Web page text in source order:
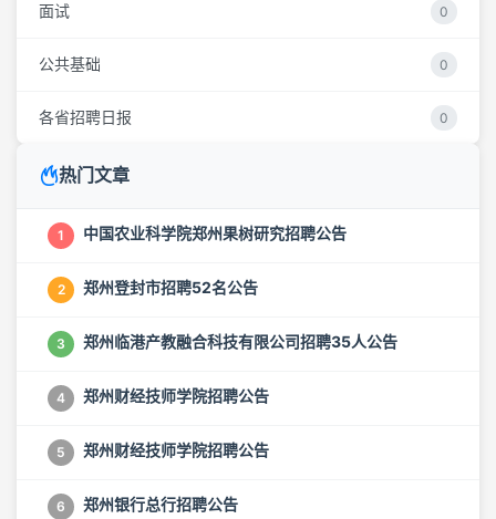
面试 0
公共基础 0
各省招聘日报 0
热门文章
1 中国农业科学院郑州果树研究招聘公告
2 郑州登封市招聘52名公告
3 郑州临港产教融合科技有限公司招聘35人公告
4 郑州财经技师学院招聘公告
5 郑州财经技师学院招聘公告
6 郑州银行总行招聘公告